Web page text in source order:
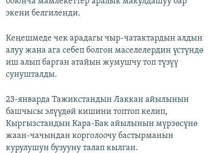
экени белгиленди.
Кеңешмеде чек арадагы чыр-чатактардын алдын
алуу жана ага себеп болгон маселелердин үстүндө
иш алып барган атайын жумушчу топ түзүү
сунушталды.
23-январда Тажикстандын Лаккан айылынын
башчысы элүүдөй кишини топтоп келип,
Кыргызстандын Кара-Бак айылынын мүрзөсүнө
жаан-чачындан корголоочу бастырманын
курулушун бузууну талап кылган.